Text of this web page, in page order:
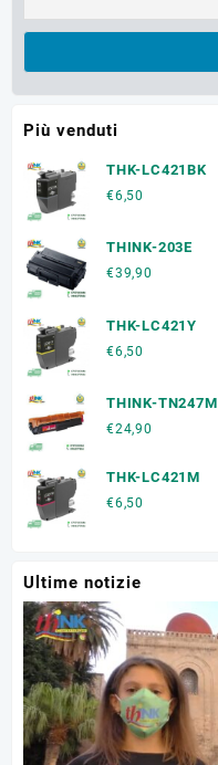
Più venduti
THK-LC421BK
€6,50
THINK-203E
€39,90
THK-LC421Y
€6,50
THINK-TN247M
€24,90
THK-LC421M
€6,50
Ultime notizie